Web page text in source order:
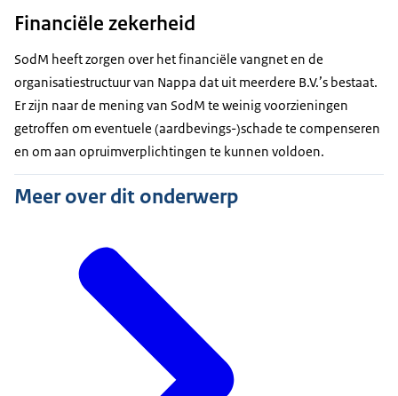
Financiële zekerheid
SodM heeft zorgen over het financiële vangnet en de
organisatiestructuur van Nappa dat uit meerdere B.V.’s bestaat.
Er zijn naar de mening van SodM te weinig voorzieningen
getroffen om eventuele (aardbevings-)schade te compenseren
en om aan opruimverplichtingen te kunnen voldoen.
Meer over dit onderwerp